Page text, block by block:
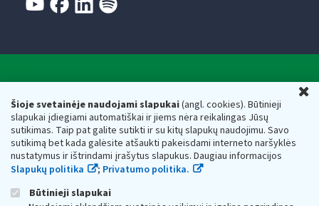
Šioje svetainėje naudojami slapukai(angl. cookies). Būtinieji
slapukai įdiegiami automatiškai ir jiems nėra reikalingas Jūsų
sutikimas. Taip pat galite sutikti ir su kitų slapukų naudojimu. Savo
sutikimą bet kada galėsite atšaukti pakeisdami interneto naršyklės
nustatymus ir ištrindami įrašytus slapukus. Daugiau informacijos
Slapukų politika
; Privatumo politika.
Būtinieji slapukai
Respublikos finansų ministerijos
Biudžetinė įstaiga. Juridinio asmens kodas — 188659752,
adresas: Vasario 16-osios g. 14, 01107 Vilnius, Lietuva, el.paštas:
vmi@vmi.lt, E. pristatymo dėžutės adresas 188659752
Duomenys apie Valstybinę mokesčių inspekciją prie Lietuvos
Respublikos finansų ministerijos kaupiami ir saugomi Juridinių